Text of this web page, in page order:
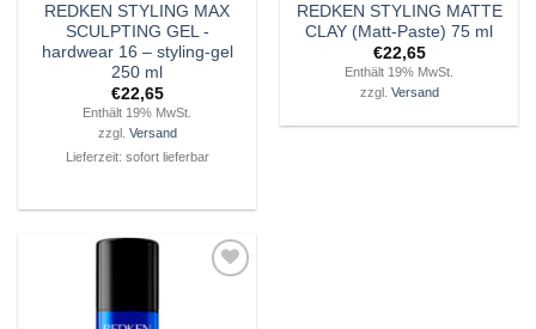
REDKEN STYLING MAX
SCULPTING GEL -
hardwear 16 – styling-gel
250 ml
€22,65
Enthält 19% MwSt.
zzgl. Versand
Lieferzeit: sofort lieferbar
REDKEN STYLING MATTE
CLAY (Matt-Paste) 75 ml
€22,65
Enthält 19% MwSt.
zzgl. Versand